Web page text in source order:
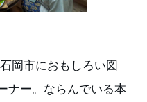
岡市におもしろい図
ナー。ならんでいる本